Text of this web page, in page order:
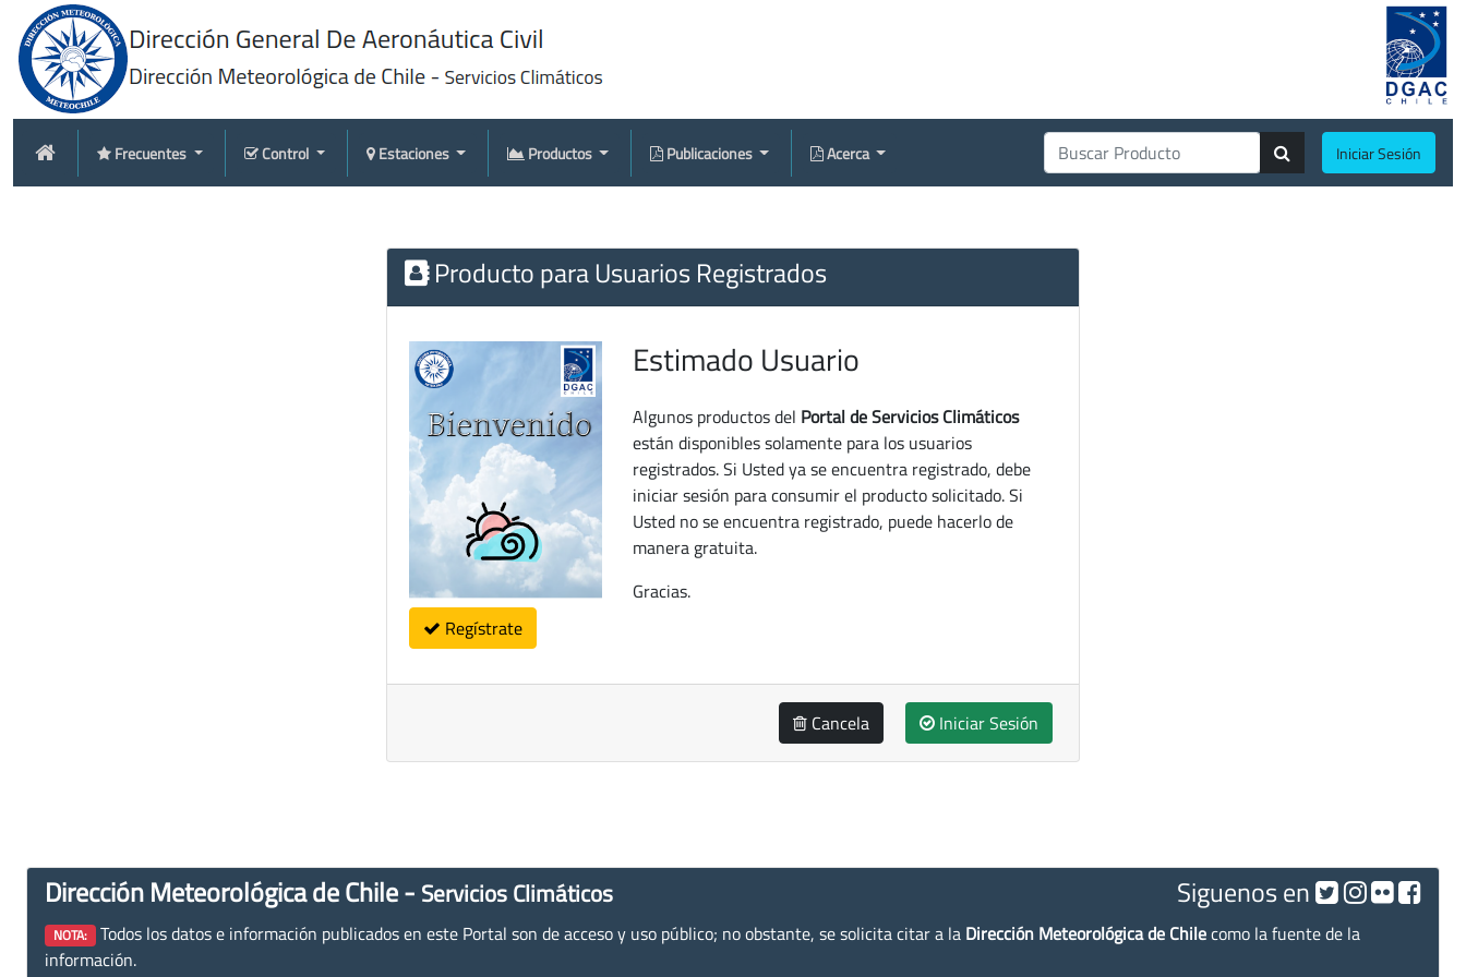
Frecuentes Control Estaciones Productos Publicaciones Acerca Iniciar Sesión
Producto para Usuarios Registrados
Regístrate
Estimado Usuario
Algunos productos del Portal de Servicios Climáticos
están disponibles solamente para los usuarios
registrados. Si Usted ya se encuentra registrado, debe
iniciar sesión para consumir el producto solicitado. Si
Usted no se encuentra registrado, puede hacerlo de
manera gratuita.
Gracias.
Cancela Iniciar Sesión
Dirección Meteorológica de Chile - Servicios Climáticos Siguenos en
NOTA: Todos los datos e información publicados en este Portal son de acceso y uso público; no obstante, se solicita citar a la Dirección Meteorológica de Chilecomo la fuente de la
información.